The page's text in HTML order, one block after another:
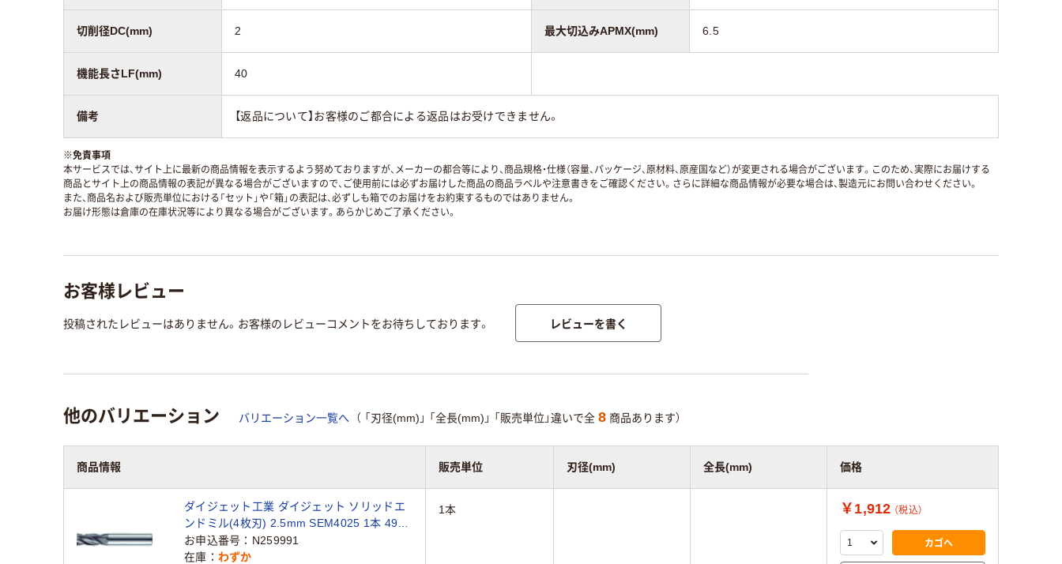
切削径DC(mm) 2 最大切込みAPMX(mm) 6.5
機能長さLF(mm) 40
備考 【返品について】お客様のご都合による返品はお受けできません。
※免責事項
本サービスでは、サイト上に最新の商品情報を表示するよう努めておりますが、メーカーの都合等により、商品規格・仕様（容量、パッケージ、原材料、原産国など）が変更される場合がございます。このため、実際にお届けする
商品とサイト上の商品情報の表記が異なる場合がございますので、ご使用前には必ずお届けした商品の商品ラベルや注意書きをご確認ください。さらに詳細な商品情報が必要な場合は、製造元にお問い合わせください。
また、商品名および販売単位における「セット」や「箱」の表記は、必ずしも箱でのお届けをお約束するものではありません。
お届け形態は倉庫の在庫状況等により異なる場合がございます。あらかじめご了承ください。
お客様レビュー
投稿されたレビューはありません。お客様のレビューコメントをお待ちしております。 レビューを書く
他のバリエーション バリエーション一覧へ （ 「刃径(mm)」 「全長(mm)」 「販売単位」違いで全 8 商品あります）
商品情報 販売単位 刃径(mm) 全長(mm) 価格
ダイジェット工業 ダイジェット ソリッドエ
ンドミル(4枚刃) 2.5mm SEM4025 1本 492-
0511（直送品）
お申込番号
N259991
在庫
わずか
1本 ￥1,912 （税込）
カゴへ